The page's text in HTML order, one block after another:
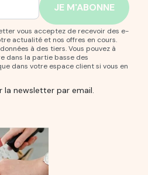
pour vous abonner à notre
vous acceptez de recevoir des e-
actualité et nos offres en cours.
à des tiers. Vous pouvez à
dans la partie basse des
dans votre espace client si vous en
la newsletter par email.